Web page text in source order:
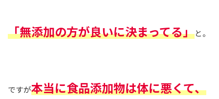
「無添加の方が良いに決まってる」と。
ですが本当に食品添加物は体に悪くて、